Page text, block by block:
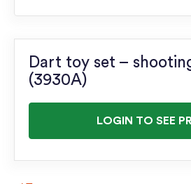
Dart toy set –
(3930A)
LOGIN TO SEE